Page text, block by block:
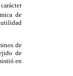
de
de
de
en